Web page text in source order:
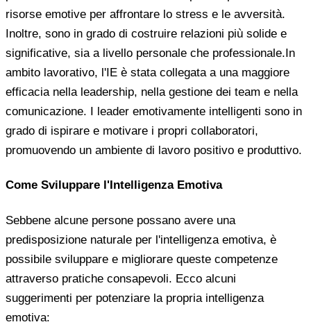
risorse emotive per affrontare lo stress e le avversità.
Inoltre, sono in grado di costruire relazioni più solide e
significative, sia a livello personale che professionale.In
ambito lavorativo, l'IE è stata collegata a una maggiore
efficacia nella leadership, nella gestione dei team e nella
comunicazione. I leader emotivamente intelligenti sono in
grado di ispirare e motivare i propri collaboratori,
promuovendo un ambiente di lavoro positivo e produttivo.
Come Sviluppare l'Intelligenza Emotiva
Sebbene alcune persone possano avere una
predisposizione naturale per l'intelligenza emotiva, è
possibile sviluppare e migliorare queste competenze
attraverso pratiche consapevoli. Ecco alcuni
suggerimenti per potenziare la propria intelligenza
emotiva: